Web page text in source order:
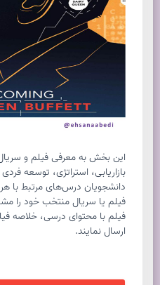
این بخش به معرفی فیلم و
بازاریابی، استراتژی، توسعه
دانشجویان درس‌های مرتبط با
فیلم یا سریال منتخب خود را
فیلم با محتوای درسی، خلاصه
ارسال نمایند.